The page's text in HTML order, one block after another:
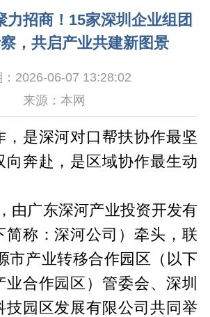
力招商！15家深圳企业组团
，共启产业共建新图景
：2026-06-07 13:28:02
来源：本网
，是深河对口帮扶协作最坚
向奔赴，是区域协作最生动
由广东深河产业投资开发有
简称：深河公司）牵头，联
市产业转移合作园区（以下
合作园区）管委会、深圳
技园区发展有限公司共同举